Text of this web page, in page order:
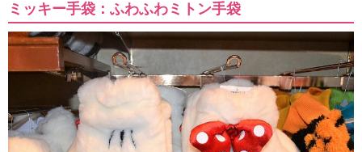
ミッキー手袋：ふわふわミトン手袋